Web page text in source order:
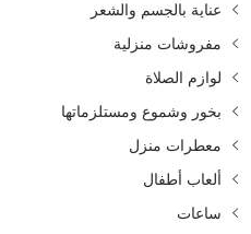
عناية بالجسم والشعر
مفروشات منزلية
لوازم الصلاة
بخور وشموع ومستلزماتها
معطرات منزل
ألعاب أطفال
ساعات